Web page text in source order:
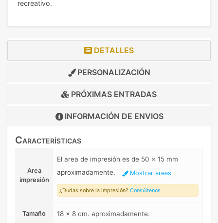
recreativo.
DETALLES
PERSONALIZACIÓN
PRÓXIMAS ENTRADAS
INFORMACIÓN DE ENVIOS
Características
Area
impresión
El area de impresión es de 50 x 15 mm
aproximadamente.
Mostrar areas
¿Dudas sobre la impresión? Consúltenos
Tamaño 18 x 8 cm. aproximadamente.